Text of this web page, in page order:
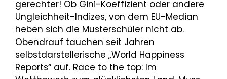
gerechter! Ob Gini-Koeffizient oder andere
Ungleichheit-Indizes, von dem EU-Median
heben sich die Musterschüler nicht ab.
Obendrauf tauchen seit Jahren
selbstdarstellerische „World Happiness
Reports“ auf. Race to the top: Im